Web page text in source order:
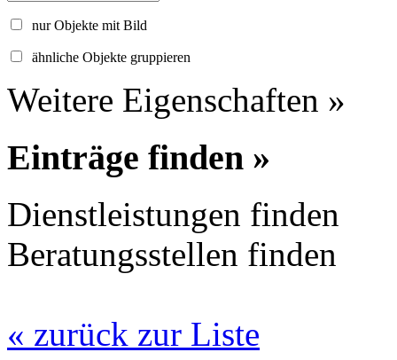
nur Objekte mit Bild
ähnliche Objekte gruppieren
Weitere Eigenschaften »
Einträge finden »
Dienstleistungen finden
Beratungsstellen finden
« zurück zur Liste